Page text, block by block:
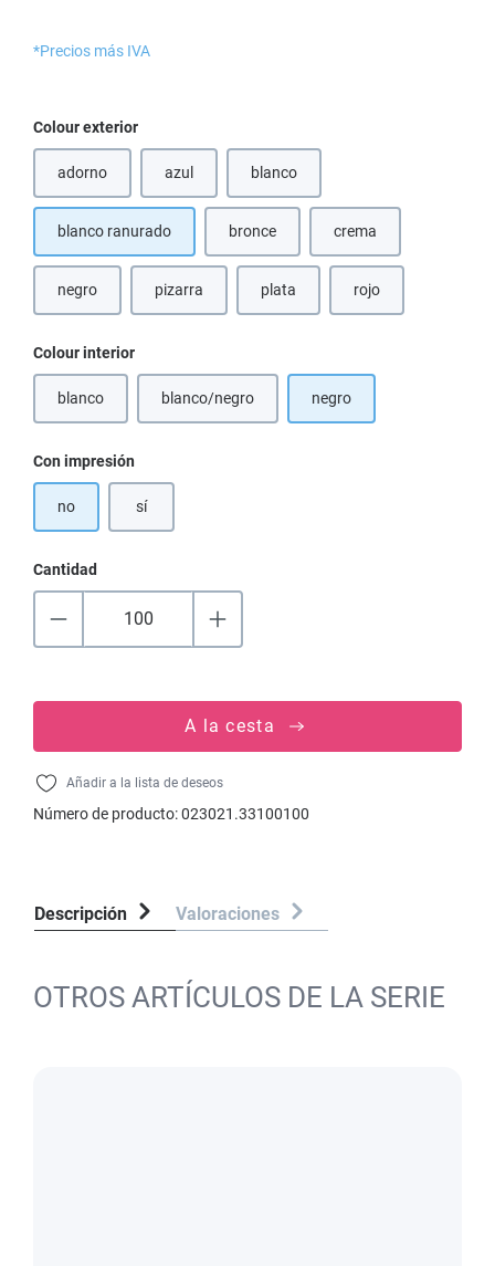
*Precios más IVA
Seleccione
Colour exterior
adorno azul(Esta opción no está disponible en este momento.)
blanco(Esta opción no está disponible en
blanco ranurado bronce(Esta opción no está disponible en este
crema(Esta opción no está
negro pizarra plata rojo
Seleccione
Colour interior
blanco(Esta opción no está disponible en este momento.)
blanco/negro
(Esta opción no está disponible en este
negro
Seleccione
Con impresión
no sí
Cantidad
A la cesta
Añadir a la lista de deseos
Número de producto:023021.33100100
Descripción Valoraciones
OTROS ARTÍCULOS DE LA SERIE